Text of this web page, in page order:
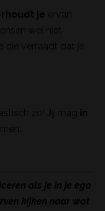
je ervan
wel niet
die verraadt dat je
zo! Jij mag in
als je in je ego
kijken naar wat